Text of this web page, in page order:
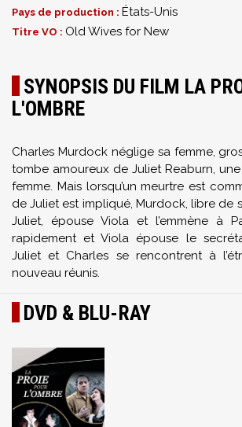
Pays de production : États-Unis
Titre VO : Old Wives for New
SYNOPSIS DU FILM LA
L'OMBRE
Charles Murdock néglige sa femme,
tombe amoureux de Juliet Reaburn,
femme. Mais lorsqu’un meurtre est
de Juliet est impliqué, Murdock, libre de
Juliet, épouse Viola et l’emmène à
rapidement et Viola épouse le
Juliet et Charles se rencontrent à
nouveau réunis.
DVD & BLU-RAY